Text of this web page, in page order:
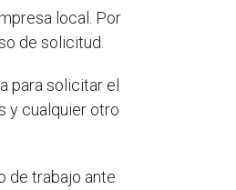
local. Por
de solicitud.
para solicitar el
y cualquier otro
de trabajo ante